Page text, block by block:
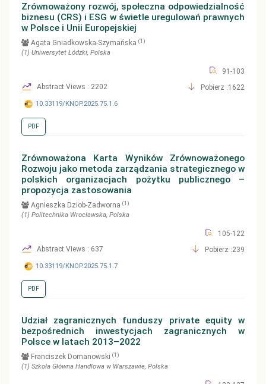
Zrównoważony rozwój, społeczna odpowiedzialność
biznesu (CRS) i ESG w świetle uregulowań prawnych
w Polsce i Unii Europejskiej
Agata Gniadkowska-Szymańska (1)
(1) Uniwersytet Łódzki, Polska
91-103
Abstract Views : 2202
Pobierz :1622
10.33119/KNOP.2025.75.1.6
PDF
Zrównoważona Karta Wyników Zrównoważonego
Rozwoju jako metoda zarządzania strategicznego w
polskich organizacjach pożytku publicznego –
propozycja zastosowania
Agnieszka Dziob-Zadworna (1)
(1) Politechnika Wrocławska, Polska
105-122
Abstract Views : 637
Pobierz :239
10.33119/KNOP.2025.75.1.7
PDF
Udział zagranicznych funduszy private equity w
bezpośrednich inwestycjach zagranicznych w
Polsce w latach 2013–2022
Franciszek Domanowski (1)
(1) Szkoła Główna Handlowa w Warszawie, Polska